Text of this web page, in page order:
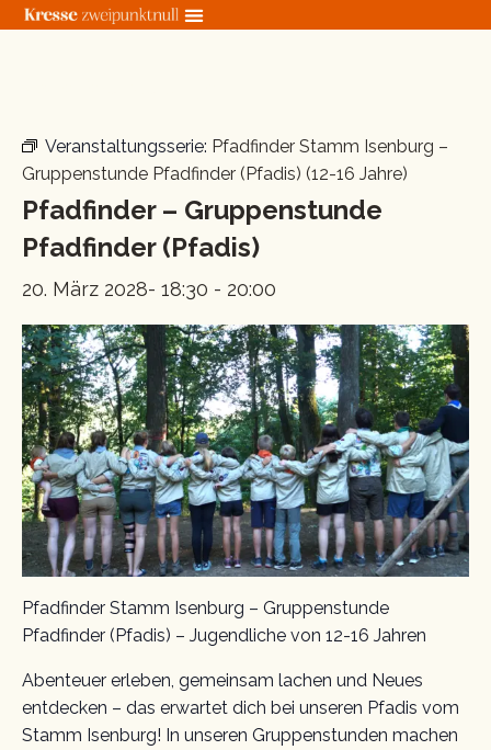
Zum
Veranstaltungsserie: Pfadfinder Stamm Isenburg –
Gruppenstunde Pfadfinder (Pfadis) (12-16 Jahre)
Pfadfinder – Gruppenstunde
Pfadfinder (Pfadis)
20. März 2028- 18:30 - 20:00
Pfadfinder Stamm Isenburg – Gruppenstunde
Pfadfinder (Pfadis) – Jugendliche von 12-16 Jahren
Abenteuer erleben, gemeinsam lachen und Neues
entdecken – das erwartet dich bei unseren Pfadis vom
Stamm Isenburg! In unseren Gruppenstunden machen